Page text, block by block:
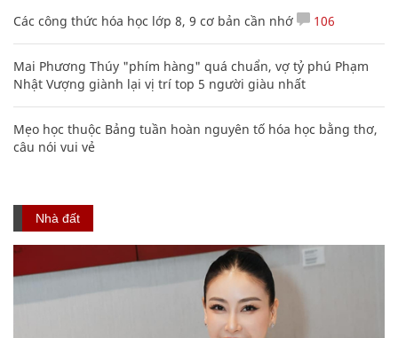
Các công thức hóa học lớp 8, 9 cơ bản cần nhớ 106
Mai Phương Thúy "phím hàng" quá chuẩn, vợ tỷ phú Phạm
Nhật Vượng giành lại vị trí top 5 người giàu nhất
Mẹo học thuộc Bảng tuần hoàn nguyên tố hóa học bằng thơ,
câu nói vui vẻ
Nhà đất